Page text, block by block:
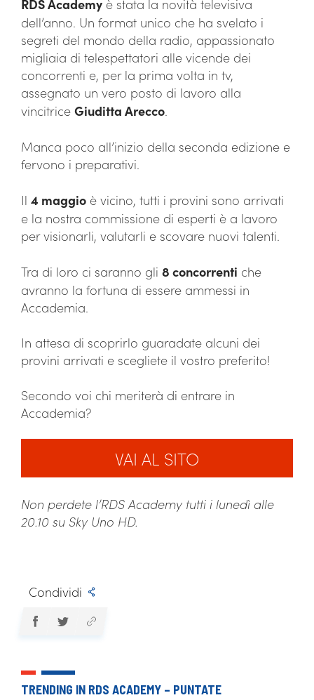
RDS Academy è stata la novità televisiva
dell’anno. Un format unico che ha svelato i
segreti del mondo della radio, appassionato
migliaia di telespettatori alle vicende dei
concorrenti e, per la prima volta in tv,
assegnato un vero posto di lavoro alla
vincitrice Giuditta Arecco.
Manca poco all’inizio della seconda edizione e
fervono i preparativi.
Il 4 maggio è vicino, tutti i provini sono arrivati
e la nostra commissione di esperti è a lavoro
per visionarli, valutarli e scovare nuovi talenti.
Tra di loro ci saranno gli 8 concorrenti che
avranno la fortuna di essere ammessi in
Accademia.
In attesa di scoprirlo guaradate alcuni dei
provini arrivati e scegliete il vostro preferito!
Secondo voi chi meriterà di entrare in
Accademia?
Non perdete l’RDS Academy tutti i lunedì alle
20.10 su Sky Uno HD.
Condividi
TRENDING IN RDS ACADEMY – PUNTATE